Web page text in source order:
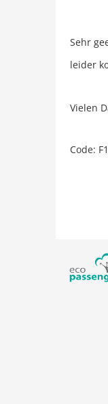
Sehr
leider
Vielen
Code: F1